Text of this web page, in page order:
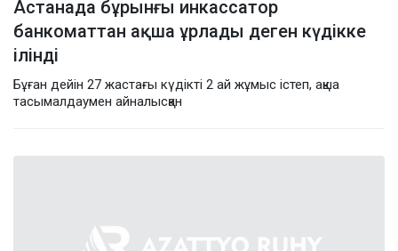
Астанада бұрынғы инкассатор
банкоматтан ақша ұрлады деген күдікке
ілінді
Бұған дейін 27 жастағы күдікті 2 ай жұмыс істеп, ақша
тасымалдаумен айналысқан